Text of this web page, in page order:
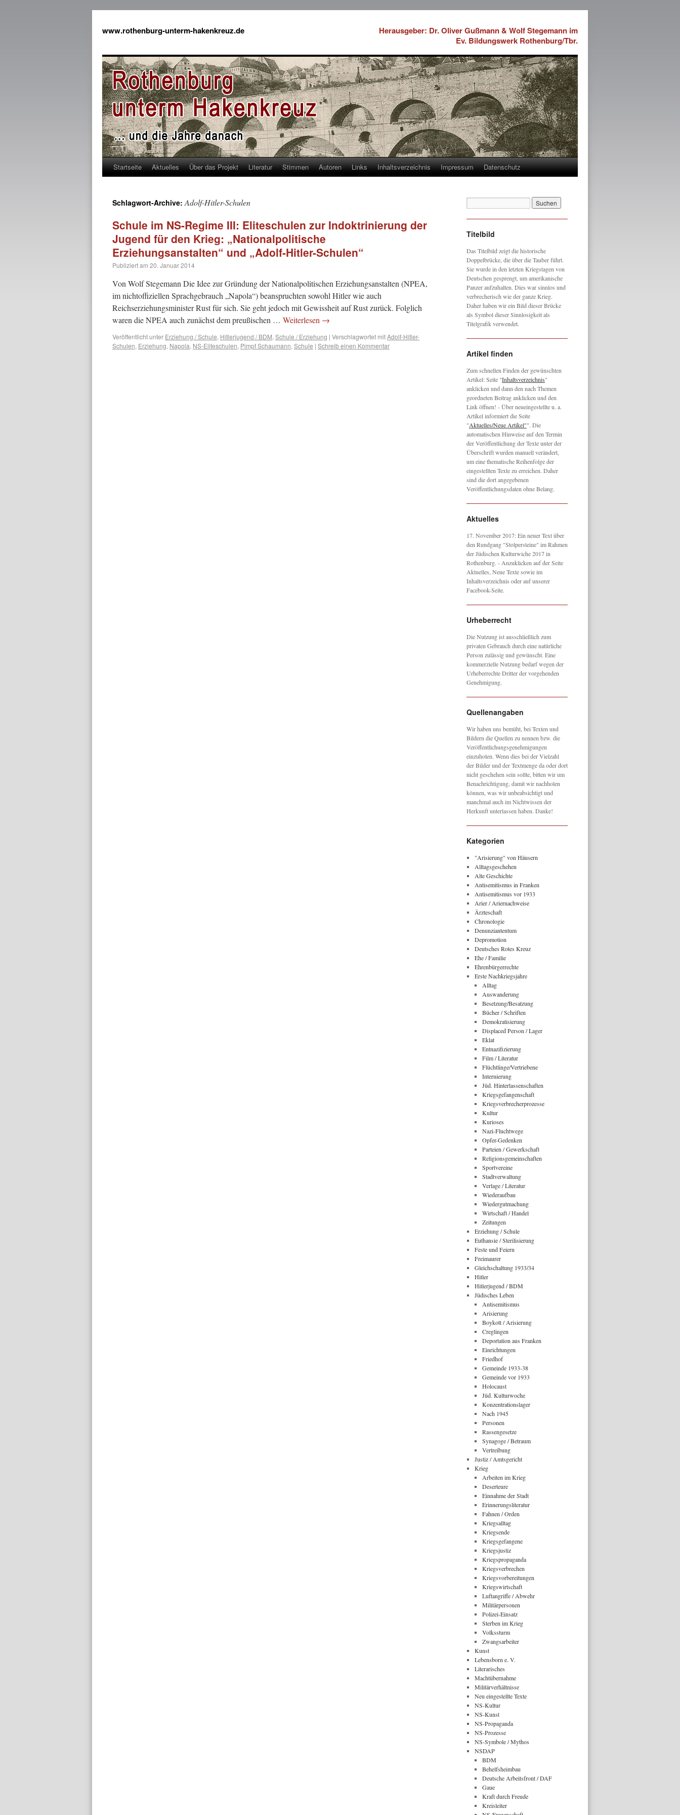
www.rothenburg-unterm-hakenkreuz.de
Herausgeber: Dr. Oliver Gußmann & Wolf Stegemann im
Ev. Bildungswerk Rothenburg/Tbr.
Startseite Aktuelles Über das Projekt Literatur Stimmen Autoren Links Inhaltsverzeichnis Impressum Datenschutz
Schlagwort-Archive:Adolf-Hitler-Schulen
Schule im NS-Regime III: Eliteschulen zur Indoktrinierung der
Jugend für den Krieg: „Nationalpolitische
Erziehungsanstalten“ und „Adolf-Hitler-Schulen“
Publiziert am 20. Januar 2014
Von Wolf Stegemann Die Idee zur Gründung der Nationalpolitischen Erziehungsanstalten (NPEA,
im nichtoffiziellen Sprachgebrauch „Napola“) beanspruchten sowohl Hitler wie auch
Reichserziehungsminister Rust für sich. Sie geht jedoch mit Gewissheit auf Rust zurück. Folglich
waren die NPEA auch zunächst dem preußischen … Weiterlesen →
Veröffentlicht unter Erziehung / Schule, Hitlerjugend / BDM, Schule / Erziehung | Verschlagwortet mitAdolf-Hitler-
Schulen, Erziehung, Napola, NS-Eliteschulen, Pimpf Schaumann, Schule | Schreib einen Kommentar
Titelbild
Das Titelbild zeigt die historische
Doppelbrücke, die über die Tauber führt.
Sie wurde in den letzten Kriegstagen von
Deutschen gesprengt, um amerikanische
Panzer aufzuhalten. Dies war sinnlos und
verbrecherisch wie der ganze Krieg.
Daher haben wir ein Bild dieser Brücke
als Symbol dieser Sinnlosigkeit als
Titelgrafik verwendet.
Artikel finden
Zum schnellen Finden der gewünschten
Artikel: Seite "Inhaltsverzeichnis"
anklicken und dann den nach Themen
geordneten Beitrag anklicken und den
Link öffnen! - Über neueingestellte u. a.
Artikel informiert die Seite
"Aktuelles/Neue Artikel"". Die
automatischen Hinweise auf den Termin
der Veröffentlichung der Texte unter der
Überschrift wurden manuell verändert,
um eine thematische Reihenfolge der
eingestellten Texte zu erreichen. Daher
sind die dort angegebenen
Veröffentlichungsdaten ohne Belang.
Aktuelles
17. November 2017: Ein neuer Text über
den Rundgang "Stolpersteine" im Rahmen
der Jüdischen Kulturwiche 2017 in
Rothenburg. - Anzuklicken auf der Seite
Aktuelles, Neue Texte sowie im
Inhaltsverzeichnis oder auf unserer
Facebook-Seite.
Urheberrecht
Die Nutzung ist ausschließlich zum
privaten Gebrauch durch eine natürliche
Person zulässig und gewünscht. Eine
kommerzielle Nutzung bedarf wegen der
Urheberrechte Dritter der vorgehenden
Genehmigung.
Quellenangaben
Wir haben uns bemüht, bei Texten und
Bildern die Quellen zu nennen bzw. die
Veröffentlichungsgenehmigungen
einzuholen. Wenn dies bei der Vielzahl
der Bilder und der Textmenge da oder dort
nicht geschehen sein sollte, bitten wir um
Benachrichtigung, damit wir nachholen
können, was wir unbeabsichtigt und
manchmal auch im Nichtwissen der
Herkunft unterlassen haben. Danke!
Kategorien
"Arisierung" von Häusern
Alltagsgeschehen
Alte Geschichte
Antisemitismus in Franken
Antisemitismus vor 1933
Arier / Ariernachweise
Ärzteschaft
Chronologie
Denunziantentum
Depromotion
Deutsches Rotes Kreuz
Ehe / Familie
Ehrenbürgerrechte
Erste Nachkriegsjahre
Alltag
Auswanderung
Besetzung/Besatzung
Bücher / Schriften
Demokratisierung
Displaced Person / Lager
Eklat
Entnazifizierung
Film / Literatur
Flüchtlinge/Vertriebene
Internierung
Jüd. Hinterlassenschaften
Kriegsgefangenschaft
Kriegsverbrecherprozesse
Kultur
Kurioses
Nazi-Fluchtwege
Opfer-Gedenken
Parteien / Gewerkschaft
Religionsgemeinschaften
Sportvereine
Stadtverwaltung
Verlage / Literatur
Wiederaufbau
Wiedergutmachung
Wirtschaft / Handel
Zeitungen
Erziehung / Schule
Euthansie / Sterilisierung
Feste und Feiern
Freimaurer
Gleichschaltung 1933/34
Hitler
Hitlerjugend / BDM
Jüdisches Leben
Antisemitismus
Arisierung
Boykott / Arisierung
Creglingen
Deportation aus Franken
Einrichtungen
Friedhof
Gemeinde 1933-38
Gemeinde vor 1933
Holocaust
Jüd. Kulturwoche
Konzentrationslager
Nach 1945
Personen
Rassengesetze
Synagoge / Betraum
Vertreibung
Justiz / Amtsgericht
Krieg
Arbeiten im Krieg
Deserteure
Einnahme der Stadt
Erinnerungsliteratur
Fahnen / Orden
Kriegsalltag
Kriegsende
Kriegsgefangene
Kriegsjustiz
Kriegspropaganda
Kriegsverbrechen
Kriegsvorbereitungen
Kriegswirtschaft
Luftangriffe / Abwehr
Militärpersonen
Polizei-Einsatz
Sterben im Krieg
Volkssturm
Zwangsarbeiter
Kunst
Lebensborn e. V.
Literarisches
Machtübernahme
Militärverhältnisse
Neu eingestellte Texte
NS-Kultur
NS-Kunst
NS-Propaganda
NS-Prozesse
NS-Symbole / Mythos
NSDAP
BDM
Behelfsheimbau
Deutsche Arbeitsfront / DAF
Gaue
Kraft durch Freude
Kreisleiter